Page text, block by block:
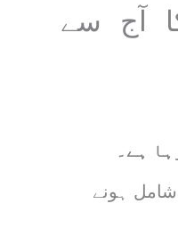
کی گھڑیاں ختم، پی ایس ایل 11 کا آج سے
ہے۔
شامل ہونے